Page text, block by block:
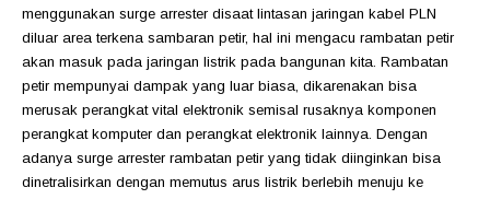
menggunakan surge arrester disaat lintasan jaringan kabel PLN
diluar area terkena sambaran petir, hal ini mengacu rambatan petir
akan masuk pada jaringan listrik pada bangunan kita. Rambatan
petir mempunyai dampak yang luar biasa, dikarenakan bisa
merusak perangkat vital elektronik semisal rusaknya komponen
perangkat komputer dan perangkat elektronik lainnya. Dengan
adanya surge arrester rambatan petir yang tidak diinginkan bisa
dinetralisirkan dengan memutus arus listrik berlebih menuju ke